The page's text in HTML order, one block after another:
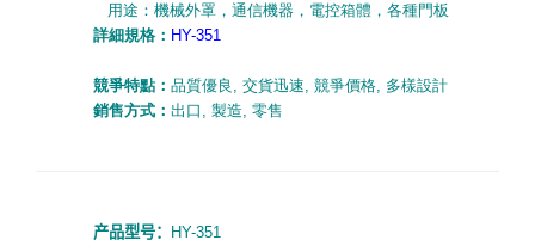
用途：機械外罩，通信機器，電控箱體，各種門板
詳細規格： HY-351
競爭特點： 品質優良 , 交貨迅速, 競爭價格, 多樣設計
銷售方式： 出口 , 製造, 零售
产品型号：
HY-351